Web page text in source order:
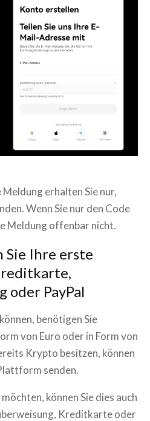
erhalten Sie nur,
Wenn Sie nur den Code
Meldung offenbar nicht.
Sie Ihre erste
oder PayPal
benötigen Sie
von Euro oder in Form von
Krypto besitzen, können
senden.
können Sie dies auch
Kreditkarte oder